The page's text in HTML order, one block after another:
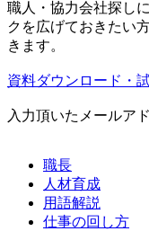
職人・協力会社探し
クを広げておきたい
きます。
資料ダウンロード・
入力頂いたメールア
職長
人材育成
用語解説
仕事の回し方